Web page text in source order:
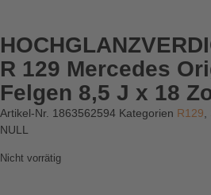
R 129 Mercedes
Felgen 8,5 J x 18
Artikel-Nr. 1863562594 Kategorien R129
NULL
Nicht vorrätig